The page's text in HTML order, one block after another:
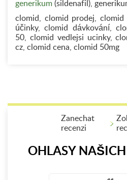
generikum (sildenafil),
clomid, clomid prodej, clomid
účinky, clomid dávkování,
50, clomid vedlejsi ucinky,
cz, clomid cena, clomid 50mg
OHLASY
Zanechat
recenzi